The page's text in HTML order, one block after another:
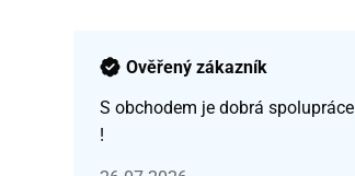
Ověřený zákazník
S obchodem je dobrá spolupráce
!